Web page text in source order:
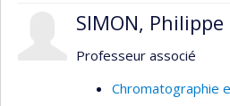
SIMON, Philippe
Professeur associé
Chromatographie